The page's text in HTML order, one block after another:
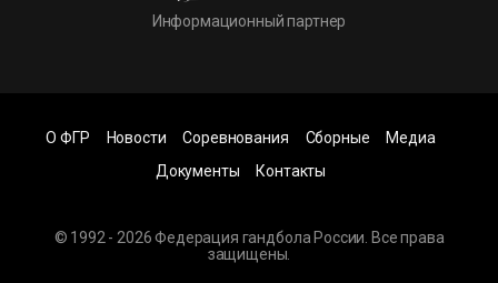
Информационный партнер
© 1992 - 2026 Федерация гандбола России. Все права
защищены.
О ФГР Новости Соревнования Сборные
Медиа
Документы
Контакты